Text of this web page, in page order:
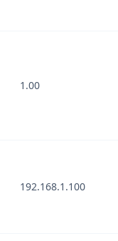
1.00
192.168.1.100